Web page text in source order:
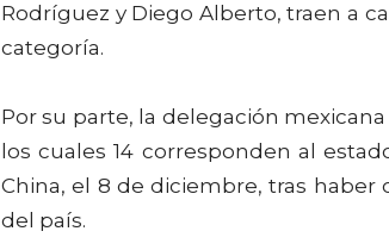
Rodríguez y Diego Alberto, traen a
categoría.
Por su parte, la delegación
los cuales 14 corresponden al
China, el 8 de diciembre, tras
del país.